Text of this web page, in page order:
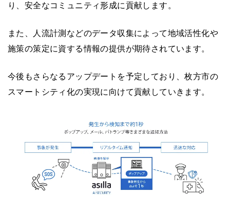
り、安全なコミュニティ形成に貢献します。
また、人流計測などのデータ収集によって地域活性化や
施策の策定に資する情報の提供が期待されています。
今後もさらなるアップデートを予定しており、枚方市の
スマートシティ化の実現に向けて貢献していきます。